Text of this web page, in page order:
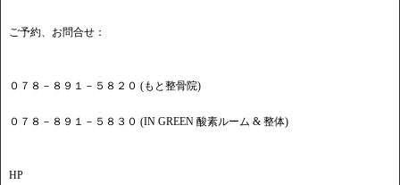
ご予約、お問合せ：
０７８－８９１－５８２０ (もと整骨院)
０７８－８９１－５８３０ (IN GREEN 酸素ルーム & 整体)
HP